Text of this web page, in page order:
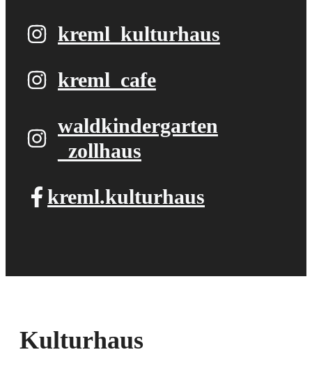
kreml_kulturhaus
kreml_cafe
waldkindergarten​
_zollhaus
kreml.kulturhaus
Kulturhaus